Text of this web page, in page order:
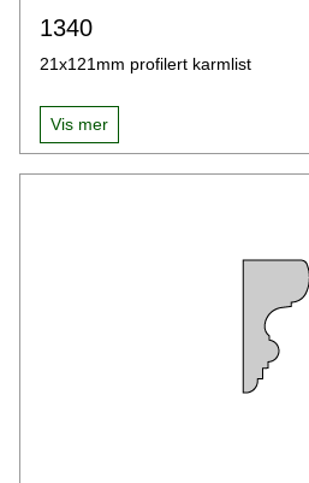
1340
21x121mm profilert karmlist
Vis mer